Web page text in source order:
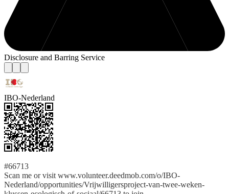
Disclosure and Barring Service
IBO-Nederland
#66713
Scan me or visit www.volunteer.deedmob.com/o/IBO-
Nederland/opportunities/Vrijwilligersproject-van-twee-weken-